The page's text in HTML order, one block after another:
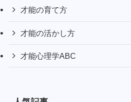
才能の育て方
才能の活かし方
才能心理学ABC